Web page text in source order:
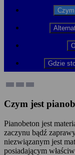
Gdzie
Czym jest
Pianobeton jest
zaczynu bądź
niezwiązanym jest
posiadającym